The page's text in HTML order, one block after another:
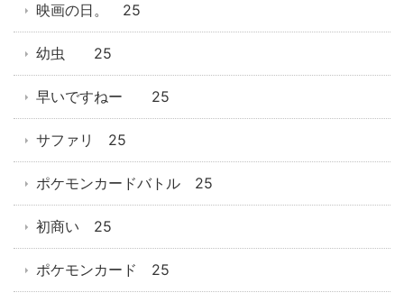
映画の日。 25
幼虫 25
早いですねー 25
サファリ 25
ポケモンカードバトル 25
初商い 25
ポケモンカード 25